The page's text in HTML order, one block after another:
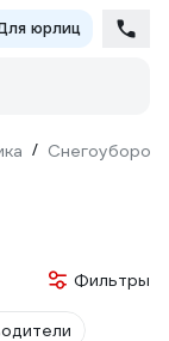
юрлиц
/
Фильтры